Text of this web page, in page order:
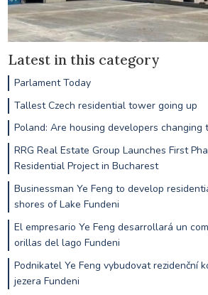
Latest in this category
Parlament Today
Tallest Czech residential tower going up
Poland: Are housing developers changing
RRG Real Estate Group Launches First
Residential Project in Bucharest
Businessman Ye Feng to develop
shores of Lake Fundeni
El empresario Ye Feng desarrollará un
orillas del lago Fundeni
Podnikatel Ye Feng vybudovat rezidenční
jezera Fundeni